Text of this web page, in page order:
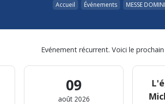
Accueil Événements MESSE
Evénement récurrent. Voici le
09
août 2026